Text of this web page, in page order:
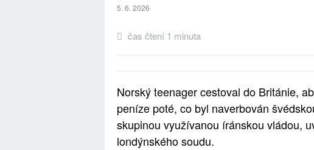
5. 6. 2026
čas čtení 1 minuta
Norský teenager cestoval do Británie,
peníze poté, co byl naverbován
skupinou využívanou íránskou vládou,
londýnského soudu.